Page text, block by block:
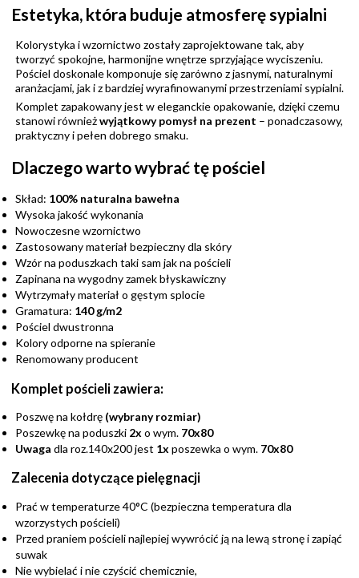
Estetyka, która buduje atmosferę sypialni
Kolorystyka i wzornictwo zostały zaprojektowane tak, aby
tworzyć spokojne, harmonijne wnętrze sprzyjające wyciszeniu.
Pościel doskonale komponuje się zarówno z jasnymi, naturalnymi
aranżacjami, jak i z bardziej wyrafinowanymi przestrzeniami sypialni.
Komplet zapakowany jest w eleganckie opakowanie, dzięki czemu
stanowi równieżwyjątkowy pomysł na prezent – ponadczasowy,
praktyczny i pełen dobrego smaku.
Dlaczego warto wybrać tę pościel
Skład: 100% naturalna bawełna
Wysoka jakość wykonania
Nowoczesne wzornictwo
Zastosowany materiał bezpieczny dla skóry
Wzór na poduszkach taki sam jak na pościeli
Zapinana na wygodny zamek błyskawiczny
Wytrzymały materiał o gęstym splocie
Gramatura: 140 g/m2
Pościel dwustronna
Kolory odporne na spieranie
Renomowany producent
Komplet pościeli zawiera:
Poszwę na kołdrę (wybrany rozmiar)
Poszewkę na poduszki 2x o wym. 70x80
Uwaga dla roz.140x200 jest 1x poszewka o wym. 70x80
Zalecenia dotyczące pielęgnacji
Prać w temperaturze 40°C (bezpieczna temperatura dla
wzorzystych pościeli)
Przed praniem pościeli najlepiej wywrócić ją na lewą stronę i zapiąć
suwak
Nie wybielać i nie czyścić chemicznie,